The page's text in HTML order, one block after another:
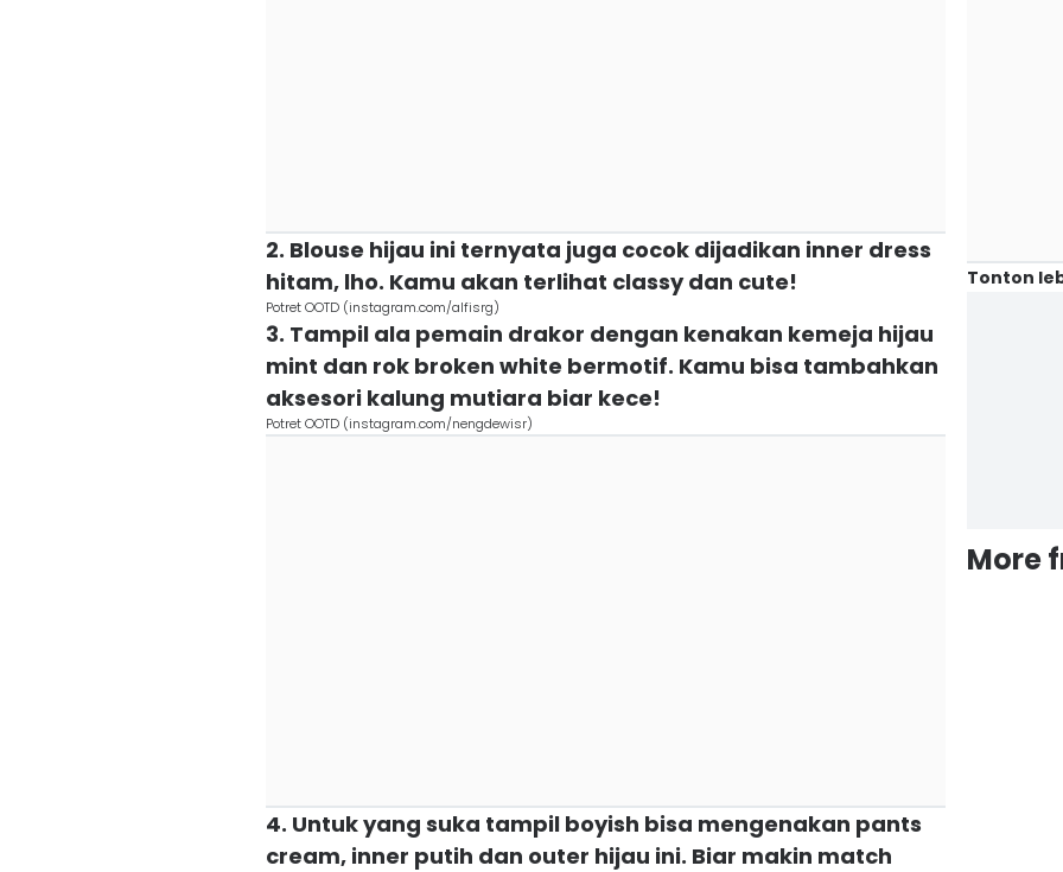
2. Blouse hijau ini ternyata juga cocok dijadikan inner dress
hitam, lho. Kamu akan terlihat classy dan cute!
Potret OOTD (instagram.com/alfisrg)
3. Tampil ala pemain drakor dengan kenakan kemeja hijau
mint dan rok broken white bermotif. Kamu bisa tambahkan
aksesori kalung mutiara biar kece!
Potret OOTD (instagram.com/nengdewisr)
4. Untuk yang suka tampil boyish bisa mengenakan pants
cream, inner putih dan outer hijau ini. Biar makin match
Tonton
More